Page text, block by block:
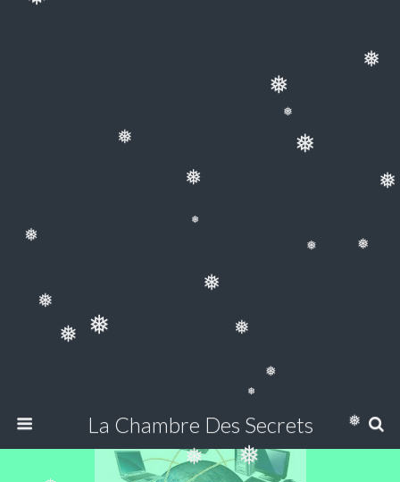
❅
❅
❅ ❅ ❅
❅
❅
❅
❅
❅
❅
❅ ❅
❅
❅
❅
❅
La Chambre Des Secrets